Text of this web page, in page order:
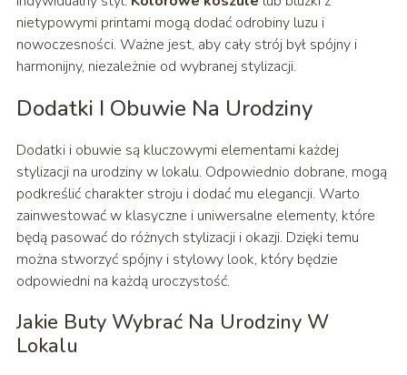
nietypowymi printami mogą dodać odrobiny luzu i
nowoczesności. Ważne jest, aby cały strój był spójny i
harmonijny, niezależnie od wybranej stylizacji.
Dodatki I Obuwie Na Urodziny
Dodatki i obuwie są kluczowymi elementami każdej
stylizacji na urodziny w lokalu. Odpowiednio dobrane, mogą
podkreślić charakter stroju i dodać mu elegancji. Warto
zainwestować w klasyczne i uniwersalne elementy, które
będą pasować do różnych stylizacji i okazji. Dzięki temu
można stworzyć spójny i stylowy look, który będzie
odpowiedni na każdą uroczystość.
Jakie Buty Wybrać Na Urodziny W
Lokalu